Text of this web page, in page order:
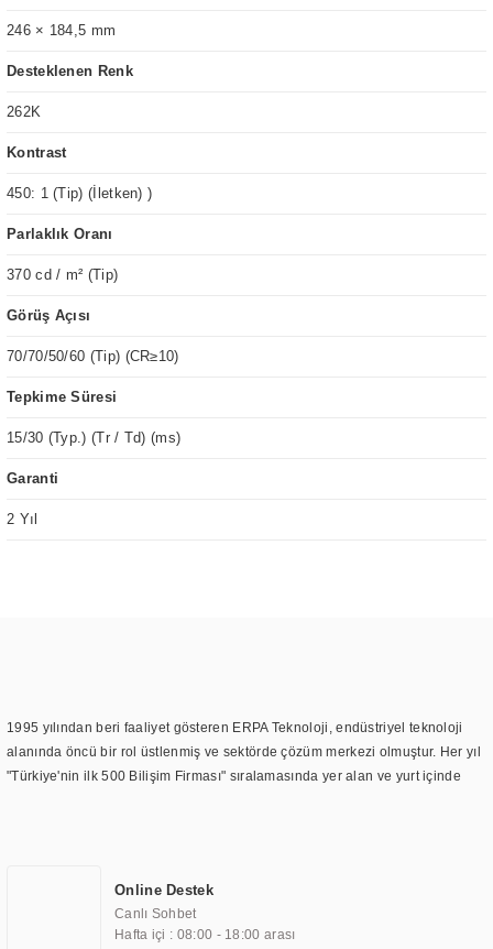
246 × 184,5 mm
Desteklenen Renk
262K
Kontrast
450: 1 (Tip) (İletken) )
Parlaklık Oranı
370 cd / m² (Tip)
Görüş Açısı
70/70/50/60 (Tip) (CR≥10)
Tepkime Süresi
15/30 (Typ.) (Tr / Td) (ms)
Garanti
2 Yıl
1995 yılından beri faaliyet gösteren ERPA Teknoloji, endüstriyel teknoloji
alanında öncü bir rol üstlenmiş ve sektörde çözüm merkezi olmuştur. Her yıl
"Türkiye'nin ilk 500 Bilişim Firması" sıralamasında yer alan ve yurt içinde
TOCHI markası altında kendi ürettiği ürünlerde kullanmıştır. Günümüzde
TOCHI; videowall, digital signage, kiosk, totem, akıllı durak ekranı, araç içi
ekran, asansör ekranı, digital menüboard, marin ekran, medikal ekran,
Online Destek
Canlı Sohbet
Hafta içi : 08:00 - 18:00 arası